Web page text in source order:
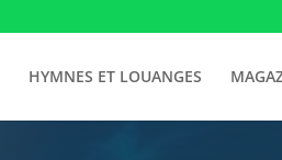
HYMNES ET LOUANGES